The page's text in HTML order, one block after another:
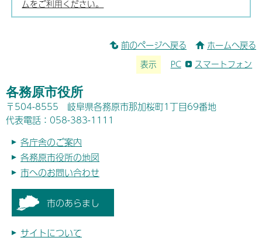
ムをご利用ください。
前のページへ戻る ホームへ戻る
表示 PC スマートフォン
各務原市役所
〒504-8555 岐阜県各務原市那加桜町1丁目69番地
代表電話：058-383-1111
各庁舎のご案内
各務原市役所の地図
市へのお問い合わせ
市のあらまし
サイトについて